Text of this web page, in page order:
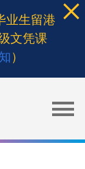
业生留港
文凭课
）